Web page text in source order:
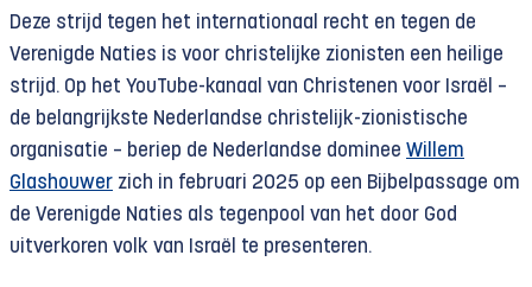
Deze strijd tegen het internationaal recht en tegen de
Verenigde Naties is voor christelijke zionisten een heilige
strijd. Op het YouTube-kanaal van Christenen voor Israël –
de belangrijkste Nederlandse christelijk-zionistische
organisatie – beriep de Nederlandse dominee Willem
Glashouwer zich in februari 2025 op een Bijbelpassage om
de Verenigde Naties als tegenpool van het door God
uitverkoren volk van Israël te presenteren.